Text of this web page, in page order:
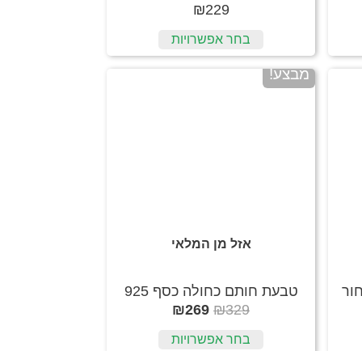
₪229
בחר אפשרויות
מבצע!
אזל מן המלאי
טבעת חותם כחולה כסף 925
₪329
₪269
בחר אפשרויות